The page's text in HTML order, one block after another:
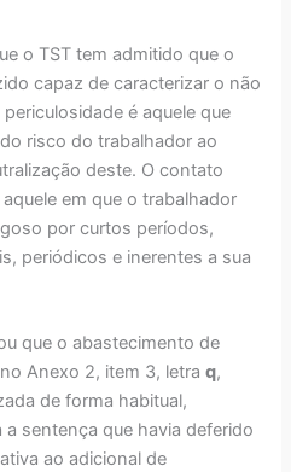
o TST tem admitido que o
capaz de caracterizar o não
é aquele que
risco do trabalhador ao
deste. O contato
em que o trabalhador
por curtos períodos,
periódicos e inerentes a sua
que o abastecimento de
Anexo 2, item 3, letraq,
de forma habitual,
sentença que havia deferido
ao adicional de